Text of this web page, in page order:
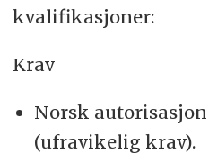
kvalifikasjoner:
Krav
Norsk
(ufravikelig krav).